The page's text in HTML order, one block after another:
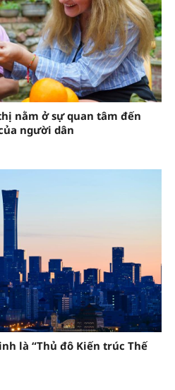
nằm ở sự quan tâm đến
người dân
là “Thủ đô Kiến trúc Thế